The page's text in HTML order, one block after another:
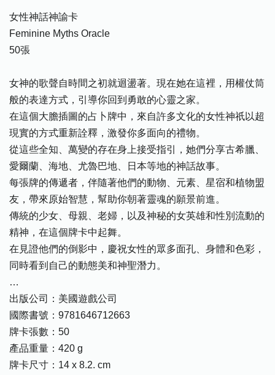
女性神話神諭卡
Feminine Myths Oracle
50張
女神的歌聲自時間之初就迴盪著。現在她在這裡，用權仗筒
般的表達方式，引導你回到勇敢的心靈之家。
在這個大膽插圖的占卜牌中，來自許多文化的女性神祇以超
現實的方式重新詮釋，激發你多面向的禮物。
從這些全知、萬變的存在身上接受指引，她們分享古希臘、
愛爾蘭、海地、尤魯巴地、日本等地的神話故事。
每張牌的傳遞者，伴隨著他們的動物、元素、星宿和植物盟
友，帶來原始智慧，幫助你朝著靈魂的願景前進。
傳統的少女、母親、老婦，以及神秘的女英雄和性別流動的
精神，在這個牌卡中起舞。
在見證他們的倒影中，慶祝女性的眾多面孔、身體和色彩，
同時看到自己的動態美和神聖潛力。
…
出版公司：美國遊戲公司
國際書號：9781646712663
牌卡張數：50
產品重量：420 g
牌卡尺寸：14 x 8.2. cm